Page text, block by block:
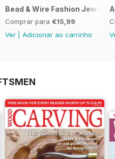
Bead & Wire Fashion Jewelry
Comprar para €15,99
Ver
Adicionar ao carrinho